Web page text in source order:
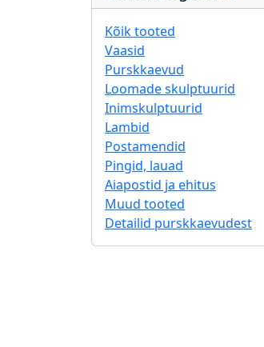
Kõik tooted
Vaasid
Purskkaevud
Loomade skulptuurid
Inimskulptuurid
Lambid
Postamendid
Pingid, lauad
Aiapostid ja ehitus
Muud tooted
Detailid purskkaevudest